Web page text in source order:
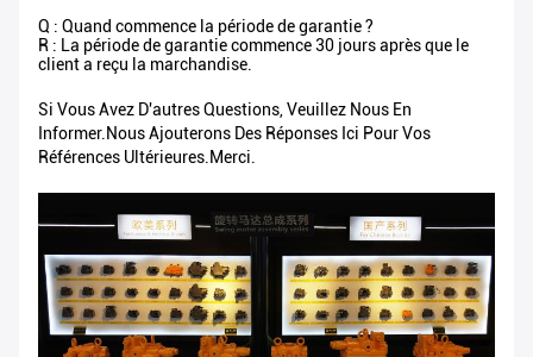
Q : Quand commence la période de garantie ?
R : La période de garantie commence 30 jours après que le
client a reçu la marchandise.
Si Vous Avez D'autres Questions, Veuillez Nous En
Informer.Nous Ajouterons Des Réponses Ici Pour Vos
Références Ultérieures.Merci.